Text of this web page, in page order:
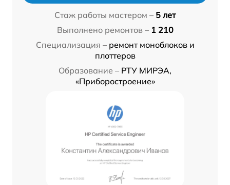
Стаж работы мастером – 5 лет
Выполнено ремонтов – 1 210
Специализация – ремонт моноблоков и
плоттеров
Образование – РТУ МИРЭА,
«Приборостроение»